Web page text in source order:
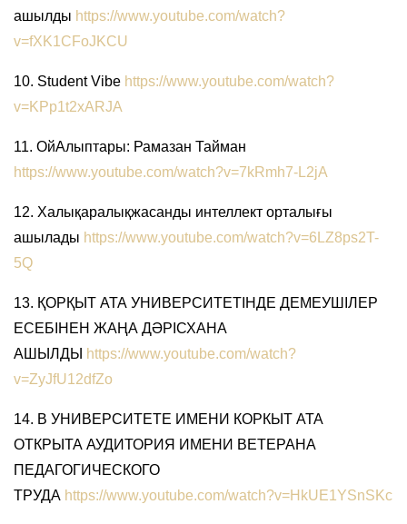
ашылды https://www.youtube.com/watch?
v=fXK1CFoJKCU
10. Student Vibe https://www.youtube.com/watch?
v=KPp1t2xARJA
11. ОйАлыптары: Рамазан Тайман
https://www.youtube.com/watch?v=7kRmh7-L2jA
12. Халықаралықжасанды интеллект орталығы
ашылады https://www.youtube.com/watch?v=6LZ8ps2T-
5Q
13. ҚОРҚЫТ АТА УНИВЕРСИТЕТІНДЕ ДЕМЕУШІЛЕР
ЕСЕБІНЕН ЖАҢА ДӘРІСХАНА
АШЫЛДЫ https://www.youtube.com/watch?
v=ZyJfU12dfZo
14. В УНИВЕРСИТЕТЕ ИМЕНИ КОРКЫТ АТА
ОТКРЫТА АУДИТОРИЯ ИМЕНИ ВЕТЕРАНА
ПЕДАГОГИЧЕСКОГО
ТРУДА https://www.youtube.com/watch?v=HkUE1YSnSKc